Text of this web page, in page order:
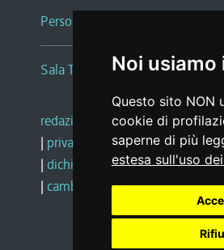
Noi usiamo
Questo sito NON
cookie di
saperne di più
estesa sull'uso
Persone e Uffici
Sala Tiziano Tessitori
redazione web |note legali |
| privacy
social media policy
| dichiarazione di accessibilità |
| cambio preferenze cookie